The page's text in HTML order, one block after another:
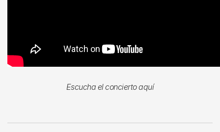
Escucha el concierto aquí